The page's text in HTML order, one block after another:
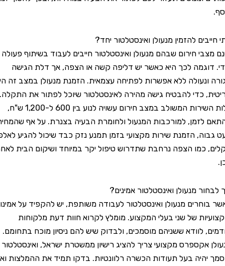
להזמין מנעולן ואינסטלטור יחד?
חירום שבהם מנעולן ואינסטלטור חייבים לעבוד בשיתוף פעולה
לכך היא כאשר יש דליפה קשה או הצפה, אך דלת הגישה
ללא אפשרות לפתיחה עצמאית. הזמנת מנעולן במצב זה היא
כדי להבטיח גישה מהירה לאינסטלטור שיוכל לפתור את התקלה.
עלות השירות המשולב במצב חירום עשויה לנוע בין 600 ל-1,200 ש"ח,
למורכבות המנעול ולחומרת הבעיה בצנרת. על אף שהמחיר
הזמנת שירות מקצועי בזמן תמנע נזק כבד שיכול להגיע לאלפי
הצפה נרחבת שתדרוש טיפול יקר במיוחד ושיקום הבית לאחר
מנעולן ואינסטלטור אמינים?
מנעולן ואינסטלטור לעבודה משותפת, יש להקפיד על אמינות
של שני בעלי המקצוע. מומלץ לקרוא חוות דעת מלקוחות
לוודא ששניהם מוסמכים, ולבדוק שיש להם ניסיון מוכח בתחומם.
מקצועי צריך להציג רישיון ממשטרת ישראל, ואינסטלטור
בעל תעודות הכשרה רלוונטיות. בדקו תמיד את ההמלצות ואת